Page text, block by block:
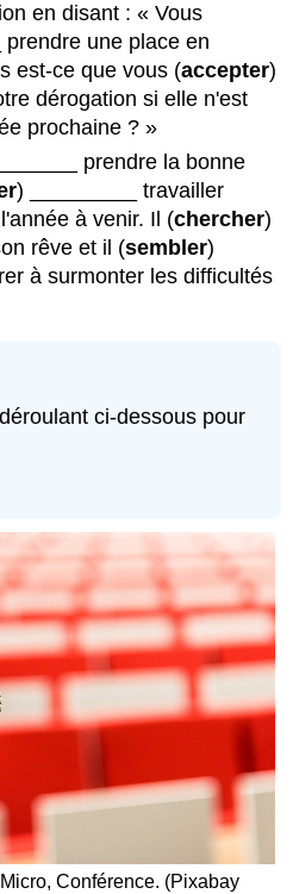
en disant : « Vous
une place en
est-ce que vous (accepter)
dérogation si elle n'est
prochaine ? »
prendre la bonne
) _________ travailler
à venir. Il (chercher)
rêve et il (sembler)
à surmonter les difficultés
ci-dessous pour
Conférence. (Pixabay